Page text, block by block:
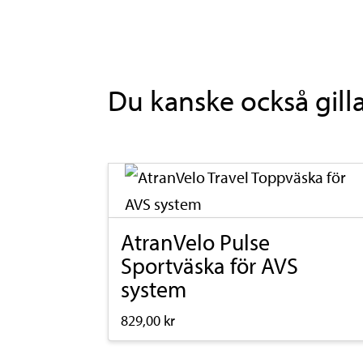
Du kanske också
AtranVelo Pulse
Sportväska för AVS
system
829,00 kr